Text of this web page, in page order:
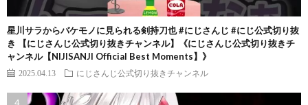
星川サラからバケモノに見られる剣持刀也 #にじさんじ #にじ公式切り抜
き 【にじさんじ公式切り抜きチャンネル】《にじさんじ公式切り抜きチ
ャンネル【NIJISANJI Official Best Moments】》
2025.04.13 にじさんじ公式切り抜きチャンネル